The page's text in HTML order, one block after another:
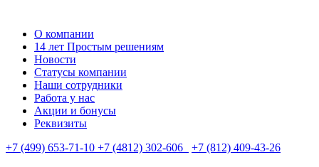
О компании
14 лет Простым решениям
Новости
Статусы компании
Наши сотрудники
Работа у нас
Акции и бонусы
Реквизиты
+7 (499) 653-71-10 +7 (4812) 302-606
+7 (812) 409-43-26